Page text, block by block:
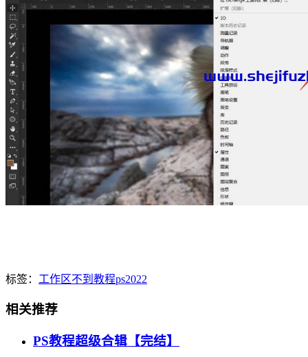
标签： 工作区不到 教程ps2022
相关推荐
PS教程超级合辑【完结】